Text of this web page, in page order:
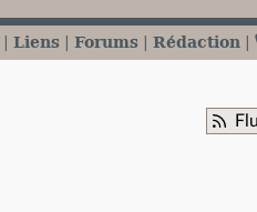
Liens Forums Rédaction